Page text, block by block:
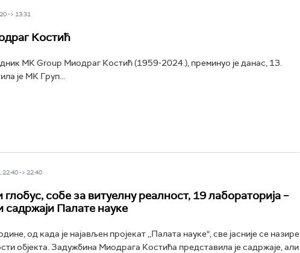
-> 13:31
Костић
МК Group Миодраг Костић (1959-2024.), преминуо је данас, 13.
је МК Груп...
-> 22:40
собе за витуелну реалност, 19 лабораторија –
Палате науке
од када је најављен пројекат ,,Палата науке“, све јасније се назире
објекта. Задужбина Миодрага Костића представила је садржаје, али